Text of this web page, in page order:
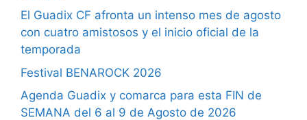
El Guadix CF afronta un intenso mes de agosto
con cuatro amistosos y el inicio oficial de la
temporada
Festival BENAROCK 2026
Agenda Guadix y comarca para esta FIN de
SEMANA del 6 al 9 de Agosto de 2026